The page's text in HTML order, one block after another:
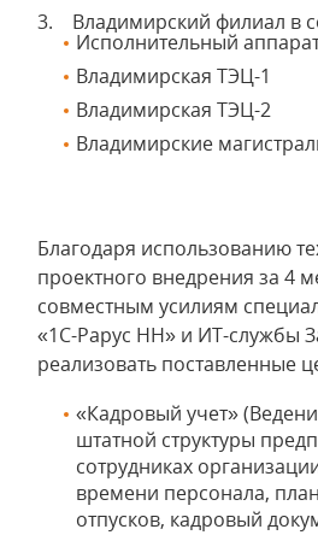
3. Владимирский филиал в
Исполнительный
Владимирская ТЭЦ-1
Владимирская ТЭЦ-2
Владимирские
Благодаря использованию
проектного внедрения за 4
совместным усилиям
«1С-Рарус НН» и ИТ-службы
реализовать поставленные
«Кадровый учет»
штатной структуры
сотрудниках
времени персонала,
отпусков, кадровый